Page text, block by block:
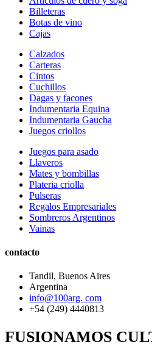
Billeteras
Botas de vino
Cajas
Calzados
Carteras
Cintos
Cuchillos
Dagas y facones
Indumentaria Equina
Indumentaria Gaucha
Juegos criollos
Juegos para asado
Llaveros
Mates y bombillas
Plateria criolla
Pulseras
Regalos Empresariales
Sombreros Argentinos
Vainas
contacto
Tandil, Buenos Aires
Argentina
info@100arg. com
+54 (249) 4440813
FUSIONAMOS